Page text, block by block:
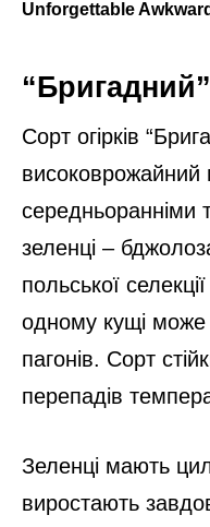
“Бригадний”
Сорт огірків
високоврожайний
середньоранніми
зеленці –
польської
одному кущі може
пагонів. Сорт
перепадів
Зеленці мають
виростають